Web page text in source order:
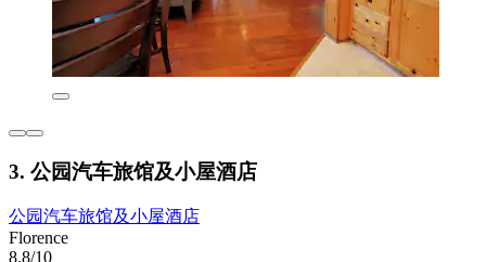
3. 公园汽车旅馆及小屋酒店
公园汽车旅馆及小屋酒店
Florence
8.8/10